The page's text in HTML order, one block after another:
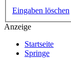
Eingaben löschen
Anzeige
Startseite
Springe